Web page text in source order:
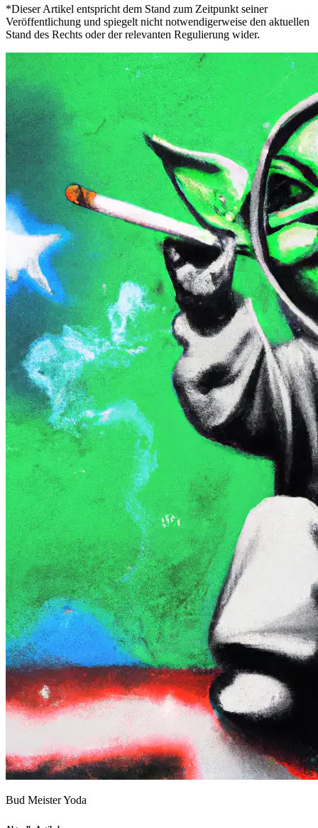
*Dieser Artikel entspricht dem Stand zum Zeitpunkt seiner
Veröffentlichung und spiegelt nicht notwendigerweise den aktuellen
Stand des Rechts oder der relevanten Regulierung wider.
Bud Meister Yoda